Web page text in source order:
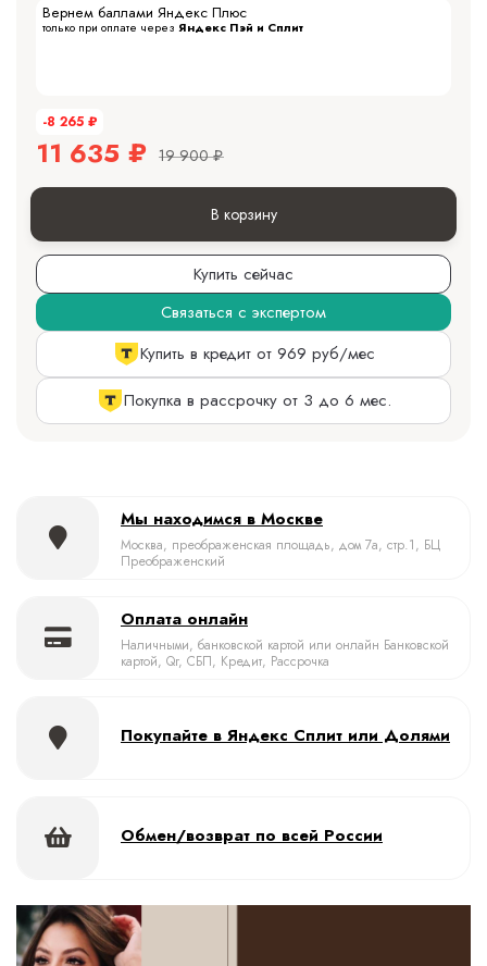
Вернем баллами Яндекс Плюс
только при оплате через Яндекс Пэй и Сплит
-8 265 ₽
11 635 ₽ 19 900 ₽
В корзину
Купить сейчас
Связаться с экспертом
Купить в кредит от 969 руб/мес
Покупка в рассрочку от 3 до 6 мес.
Мы находимся в Москве
Москва, преображенская площадь, дом 7а, стр.1, БЦ
Преображенский
Оплата онлайн
Наличными, банковской картой или онлайн Банковской
картой, Qr, СБП, Кредит, Рассрочка
Покупайте в Яндекс Сплит или Долями
Обмен/возврат по всей России